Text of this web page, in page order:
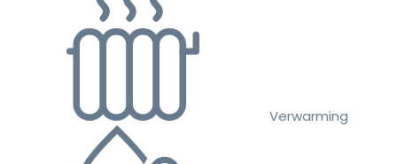
Verwarming